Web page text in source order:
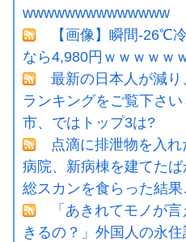
wwwwwwwwwwwwww
【画像】瞬間-26℃
なら4,980円ｗｗｗｗｗ
最新の日本人が減
ランキングをご覧下さ
市、ではトップ3は?
点滴に排泄物を入
病院、新病棟を建てた
総スカンを食らった結
「あきれてモノが
きるの？」外国人の永